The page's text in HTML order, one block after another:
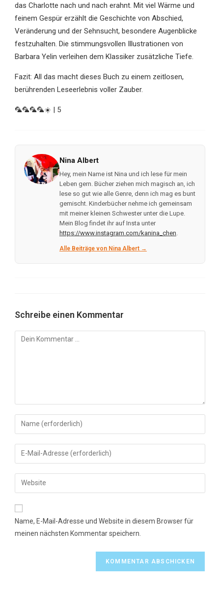
das Charlotte nach und nach erahnt. Mit viel Wärme und
feinem Gespür erzählt die Geschichte von Abschied,
Veränderung und der Sehnsucht, besondere Augenblicke
festzuhalten. Die stimmungsvollen Illustrationen von
Barbara Yelin verleihen dem Klassiker zusätzliche Tiefe.
Fazit: All das macht dieses Buch zu einem zeitlosen,
berührenden Leseerlebnis voller Zauber.
🦜🦜🦜🦜☀️ | 5
Nina Albert
Hey, mein Name ist Nina und ich lese für mein
Leben gern. Bücher ziehen mich magisch an, ich
lese so gut wie alle Genre, denn ich mag es bunt
gemischt. Kinderbücher nehme ich gemeinsam
mit meiner kleinen Schwester unter die Lupe.
Mein Blog findet ihr auf Insta unter
https://www.instagram.com/kanina_chen
Alle Beiträge von Nina Albert →
Schreibe einen Kommentar
Kommentar
Gib
deinen
Namen
oder
zum
Kommentieren
ein
Gib
deine
E-
Mail-
zum
Kommentieren
ein
Gib
deine
Website-
Name, E-Mail-Adresse und Website in diesem Browser für
meinen nächsten Kommentar speichern.